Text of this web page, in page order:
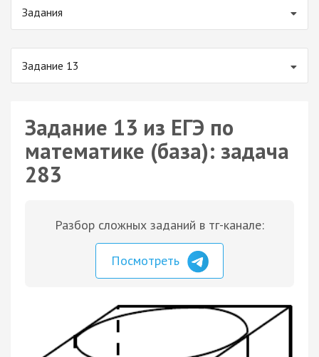
Задания
Задание 13
Задание 13 из ЕГЭ по
математике (база): задача
283
Разбор сложных заданий в тг-канале:
Посмотреть